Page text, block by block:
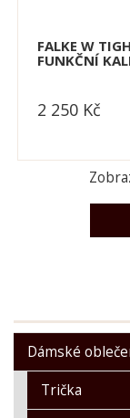
FALKE W
FUNKČNÍ
2 250 Kč
Dámské
Trička